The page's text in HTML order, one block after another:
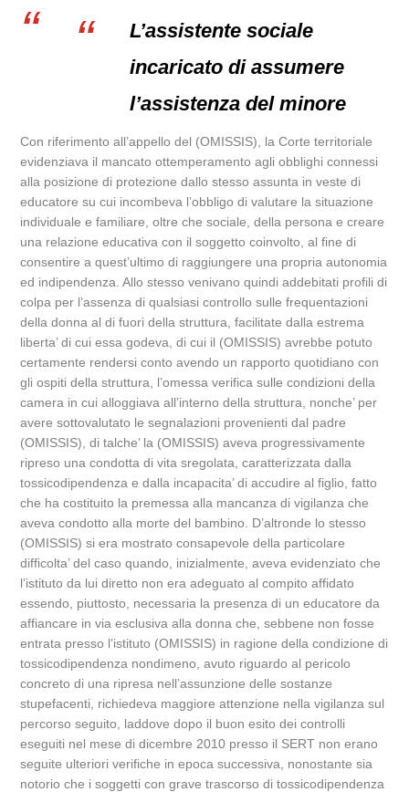
L’assistente sociale
incaricato di assumere
l’assistenza del minore
Con riferimento all’appello del (OMISSIS), la Corte territoriale
evidenziava il mancato ottemperamento agli obblighi connessi
alla posizione di protezione dallo stesso assunta in veste di
educatore su cui incombeva l’obbligo di valutare la situazione
individuale e familiare, oltre che sociale, della persona e creare
una relazione educativa con il soggetto coinvolto, al fine di
consentire a quest’ultimo di raggiungere una propria autonomia
ed indipendenza. Allo stesso venivano quindi addebitati profili di
colpa per l’assenza di qualsiasi controllo sulle frequentazioni
della donna al di fuori della struttura, facilitate dalla estrema
liberta’ di cui essa godeva, di cui il (OMISSIS) avrebbe potuto
certamente rendersi conto avendo un rapporto quotidiano con
gli ospiti della struttura, l’omessa verifica sulle condizioni della
camera in cui alloggiava all’interno della struttura, nonche’ per
avere sottovalutato le segnalazioni provenienti dal padre
(OMISSIS), di talche’ la (OMISSIS) aveva progressivamente
ripreso una condotta di vita sregolata, caratterizzata dalla
tossicodipendenza e dalla incapacita’ di accudire al figlio, fatto
che ha costituito la premessa alla mancanza di vigilanza che
aveva condotto alla morte del bambino. D’altronde lo stesso
(OMISSIS) si era mostrato consapevole della particolare
difficolta’ del caso quando, inizialmente, aveva evidenziato che
l’istituto da lui diretto non era adeguato al compito affidato
essendo, piuttosto, necessaria la presenza di un educatore da
affiancare in via esclusiva alla donna che, sebbene non fosse
entrata presso l’istituto (OMISSIS) in ragione della condizione di
tossicodipendenza nondimeno, avuto riguardo al pericolo
concreto di una ripresa nell’assunzione delle sostanze
stupefacenti, richiedeva maggiore attenzione nella vigilanza sul
percorso seguito, laddove dopo il buon esito dei controlli
eseguiti nel mese di dicembre 2010 presso il SERT non erano
seguite ulteriori verifiche in epoca successiva, nonostante sia
notorio che i soggetti con grave trascorso di tossicodipendenza